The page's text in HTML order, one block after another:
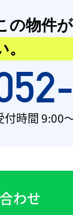
の物件
。
付時間 9:00
わせ